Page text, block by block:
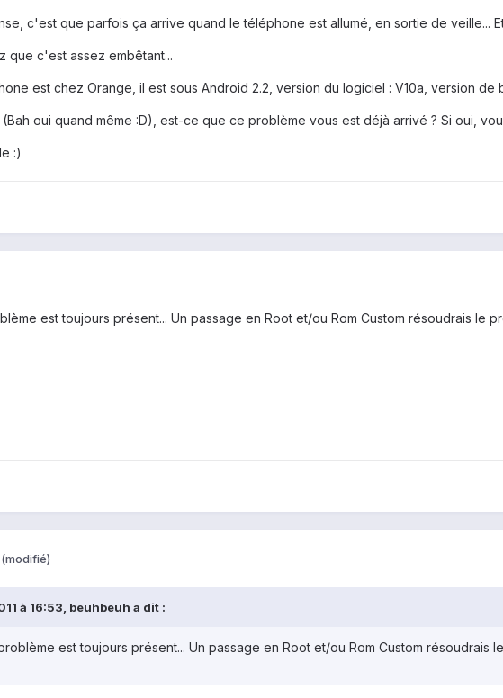
c'est que parfois ça arrive quand le téléphone est allumé, en sortie de veille...
que c'est assez embêtant...
est chez Orange, il est sous Android 2.2, version du logiciel : V10a, version de
oui quand même :D), est-ce que ce problème vous est déjà arrivé ? Si oui,
:)
est toujours présent... Un passage en Root et/ou Rom Custom résoudrais le
(modifié)
à 16:53, beuhbeuh a dit :
est toujours présent... Un passage en Root et/ou Rom Custom résoudrais